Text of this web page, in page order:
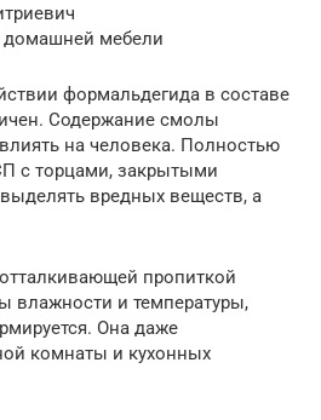
домашней мебели
формальдегида в составе
Содержание смолы
на человека. Полностью
с торцами, закрытыми
вредных веществ, а
пропиткой
влажности и температуры,
Она даже
комнаты и кухонных